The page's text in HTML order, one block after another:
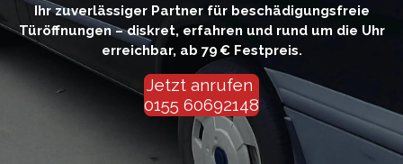
Ihr zuverlässiger Partner für beschädigungsfreie
Türöffnungen – diskret, erfahren und rund um die Uhr
erreichbar, ab 79 € Festpreis.
Jetzt anrufen
0155 60692148